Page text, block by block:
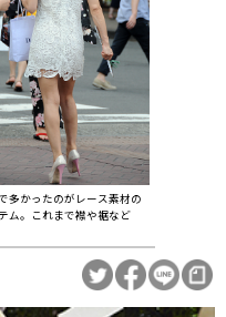
多かったのがレース素材の
ム。これまで襟や裾など